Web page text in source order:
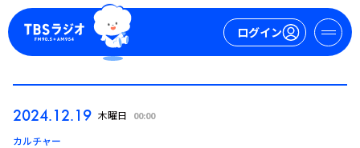
ログイン
2024.12.19 木曜日 00:00
カルチャー